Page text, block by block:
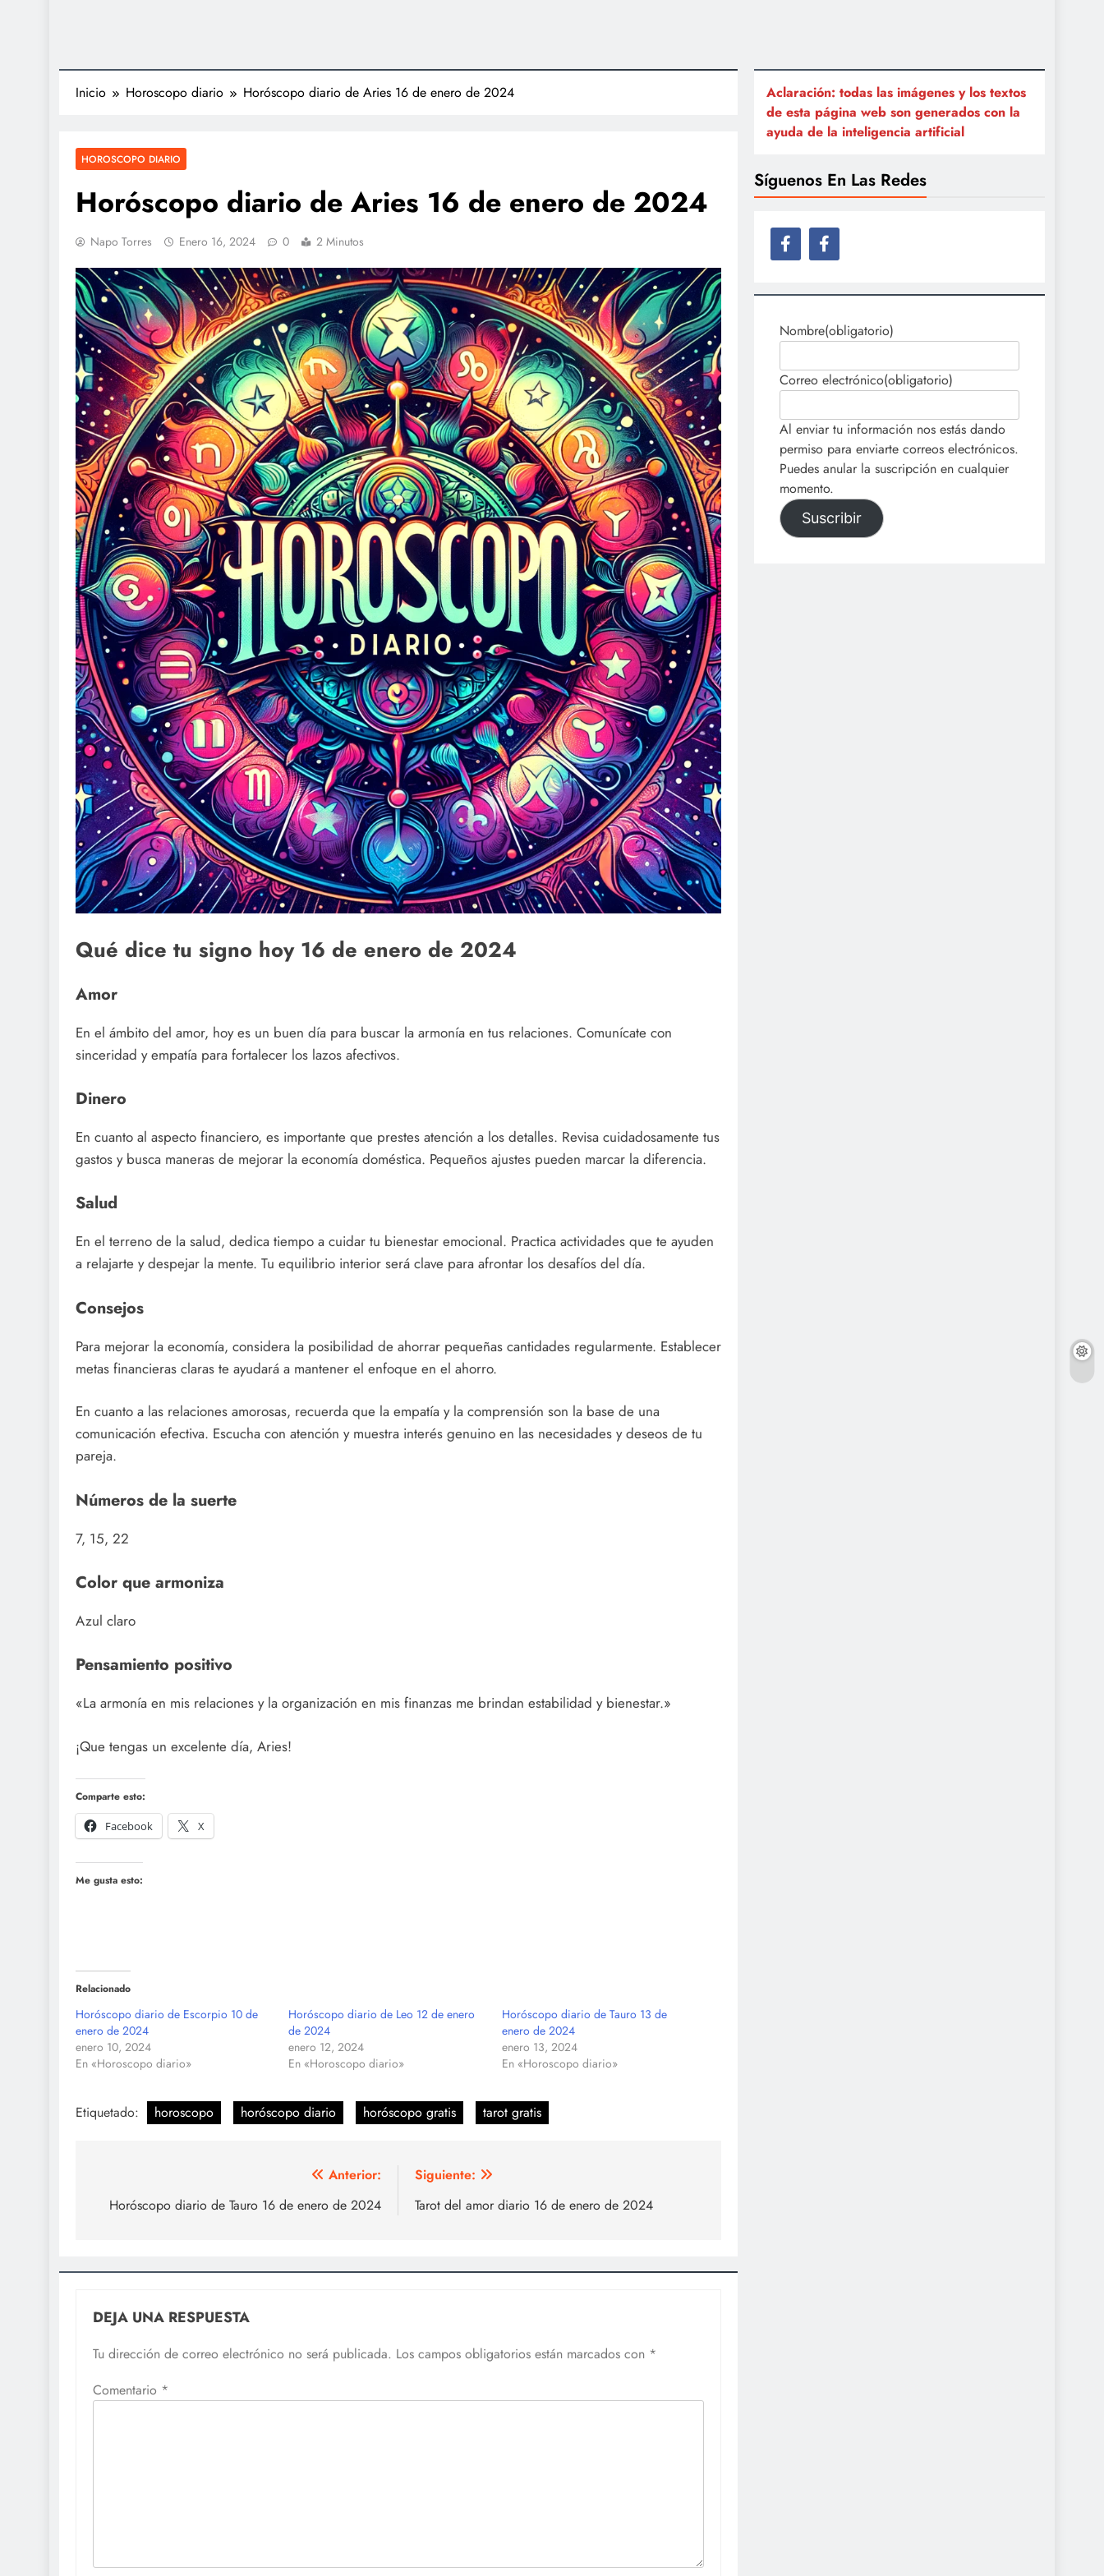
Inicio Horoscopo diario Horóscopo diario de Aries 16 de enero de 2024
HOROSCOPO DIARIO
Horóscopo diario de Aries 16 de enero de 2024
Napo Torres Enero 16, 2024 0 2 Minutos
Qué dice tu signo hoy 16 de enero de 2024
Amor
En el ámbito del amor, hoy es un buen día para buscar la armonía en tus relaciones. Comunícate con
sinceridad y empatía para fortalecer los lazos afectivos.
Dinero
En cuanto al aspecto financiero, es importante que prestes atención a los detalles. Revisa cuidadosamente tus
gastos y busca maneras de mejorar la economía doméstica. Pequeños ajustes pueden marcar la diferencia.
Salud
En el terreno de la salud, dedica tiempo a cuidar tu bienestar emocional. Practica actividades que te ayuden
a relajarte y despejar la mente. Tu equilibrio interior será clave para afrontar los desafíos del día.
Consejos
Para mejorar la economía, considera la posibilidad de ahorrar pequeñas cantidades regularmente. Establecer
metas financieras claras te ayudará a mantener el enfoque en el ahorro.
En cuanto a las relaciones amorosas, recuerda que la empatía y la comprensión son la base de una
comunicación efectiva. Escucha con atención y muestra interés genuino en las necesidades y deseos de tu
pareja.
Números de la suerte
7, 15, 22
Color que armoniza
Azul claro
Pensamiento positivo
«La armonía en mis relaciones y la organización en mis finanzas me brindan estabilidad y bienestar.»
¡Que tengas un excelente día, Aries!
Comparte esto:
Facebook
X
Me gusta esto:
Relacionado
Horóscopo diario de Escorpio 10 de
enero de 2024
enero 10, 2024
En «Horoscopo diario»
Horóscopo diario de Leo 12 de enero
de 2024
enero 12, 2024
En «Horoscopo diario»
Horóscopo diario de Tauro 13 de
enero de 2024
enero 13, 2024
En «Horoscopo diario»
Etiquetado: horoscopo horóscopo diario horóscopo gratis tarot gratis
de
Anterior:
Horóscopo diario de Tauro 16 de enero de 2024
Siguiente:
Tarot del amor diario 16 de enero de 2024
DEJA UNA RESPUESTA
Tu dirección de correo electrónico no será publicada. Los campos obligatorios están marcados con *
Comentario *
Aclaración: todas las imágenes y los textos
de esta página web son generados con la
ayuda de la inteligencia artificial
Síguenos En Las Redes
Nombre(obligatorio)
Correo electrónico(obligatorio)
Al enviar tu información nos estás dando
permiso para enviarte correos electrónicos.
Puedes anular la suscripción en cualquier
momento.
Suscribir